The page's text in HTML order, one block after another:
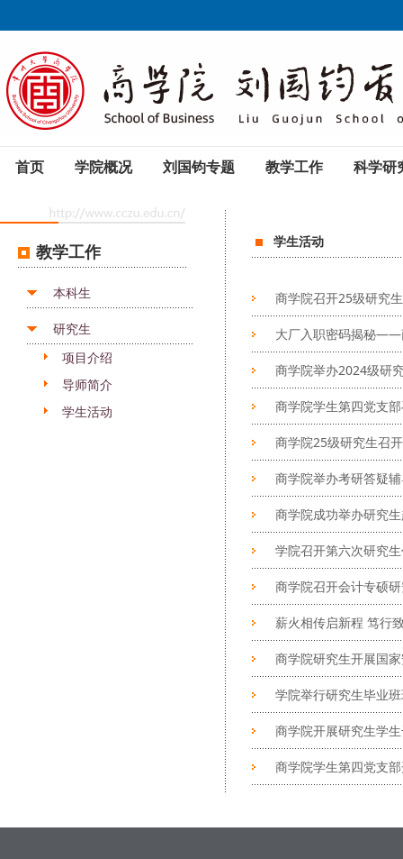
首页 学院概况 刘国钧专题 教学工作 科学研
教学工作
本科生
研究生
项目介绍
导师简介
学生活动
学生活动
商学院召开25级研究
大厂入职密码揭秘——
商学院举办2024级研
商学院学生第四党支
商学院25级研究生召
商学院举办考研答疑
商学院成功举办研究
学院召开第六次研究
商学院召开会计专硕
薪火相传启新程 笃行
商学院研究生开展国
学院举行研究生毕业
商学院开展研究生学
商学院学生第四党支